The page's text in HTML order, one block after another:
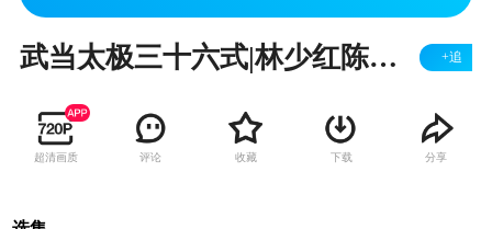
武当太极三十六式|林少红陈樱樱|广东武当会馆 +追
超清画质 评论 收藏 下载 分享